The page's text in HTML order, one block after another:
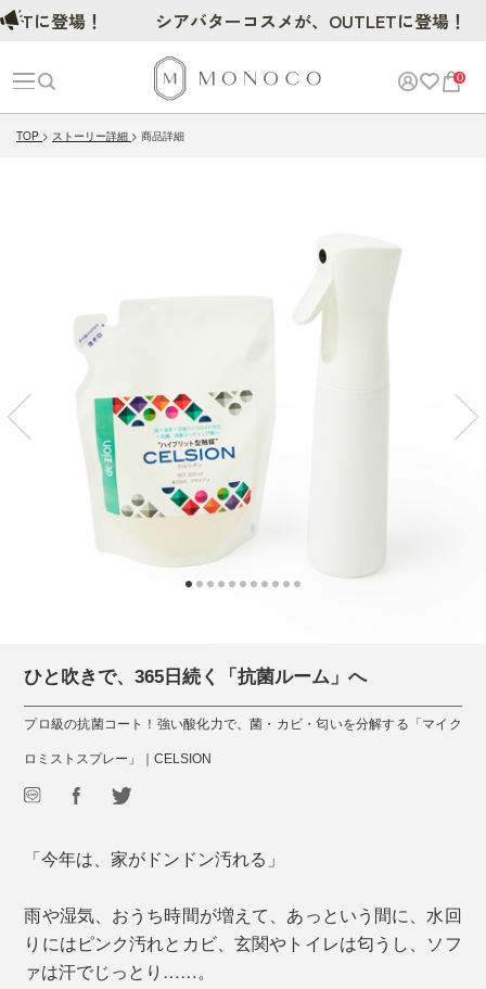
0
TOP ストーリー詳細 商品詳細
ひと吹きで、365日続く「抗菌ルーム」へ
プロ級の抗菌コート！強い酸化力で、菌・カビ・匂いを分解する「マイク
ロミストスプレー」｜CELSION
「今年は、家がドンドン汚れる」
雨や湿気、おうち時間が増えて、あっという間に、水回
りにはピンク汚れとカビ、玄関やトイレは匂うし、ソフ
ァは汗でじっとり……。
登場！ シアバターコスメが、OUTLETに登場！